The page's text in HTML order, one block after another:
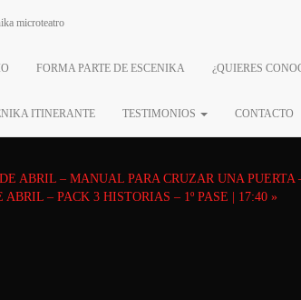
FORMA PARTE DE ESCENIKA ¿QUIERES
ITINERANTE TESTIMONIOS CONTACTO
– 17 DE ABRIL
ABRIL – MANUAL PARA CRUZAR UNA PUERTA
ABRIL – PACK 3 HISTORIAS – 1º PASE | 17:40 »